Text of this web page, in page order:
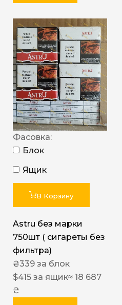
Фасовка:
Блок
Ящик
В Корзину
Astru без марки
750шт ( сигареты без
фильтра)
₴339 за блок
$415 за ящик≈ 18 687
₴